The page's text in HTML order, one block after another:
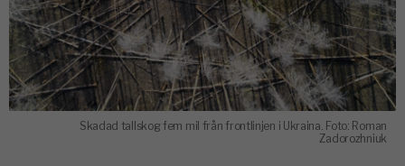
Skadad tallskog fem mil från frontlinjen i Ukraina. Foto: Roman
Zadorozhniuk